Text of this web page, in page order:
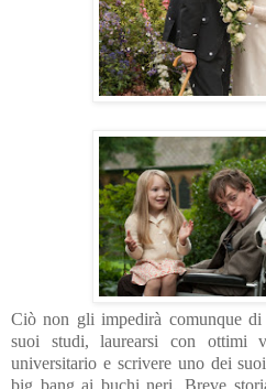
Ciò non gli impedirà comunque
suoi studi, laurearsi con ottimi
universitario e scrivere uno dei
big bang ai buchi neri. Breve